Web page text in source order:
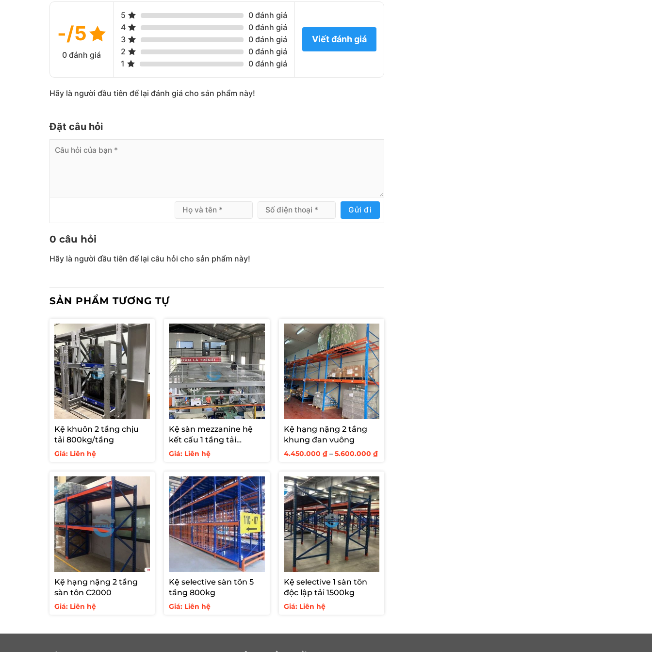
-/5
0 đánh giá
5
0 đánh giá
4
0 đánh giá
3
0 đánh giá
2
0 đánh giá
1
0 đánh giá
Viết đánh giá
Hãy là người đầu tiên để lại đánh giá cho sản phẩm này!
Đặt câu hỏi
Gửi đi
0 câu hỏi
Hãy là người đầu tiên để lại câu hỏi cho sản phẩm này!
SẢN PHẨM TƯƠNG TỰ
Kệ khuôn 2 tầng chịu
tải 800kg/tầng
Giá: Liên hệ
Kệ sàn mezzanine hệ
kết cấu 1 tầng tải
250kg/m2
Giá: Liên hệ
Kệ hạng nặng 2 tầng
khung đan vuông
4.450.000₫ – 5.600.000₫Khoảng
đến
5.600.000 ₫
Kệ hạng nặng 2 tầng
sàn tôn C2000
Giá: Liên hệ
Kệ selective sàn tôn 5
tầng 800kg
Giá: Liên hệ
Kệ selective 1 sàn tôn
độc lập tải 1500kg
Giá: Liên hệ